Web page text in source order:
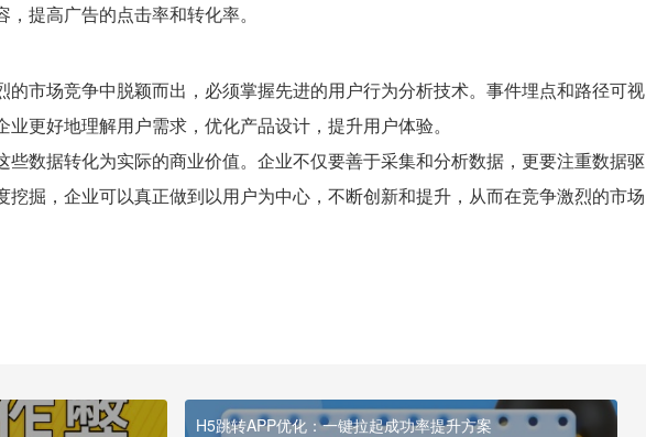
提高广告的点击率和转化率。
的市场竞争中脱颖而出，必须掌握先进的用户行为分析技术。事件埋点和路径可视
更好地理解用户需求，优化产品设计，提升用户体验。
数据转化为实际的商业价值。企业不仅要善于采集和分析数据，更要注重数据驱
掘，企业可以真正做到以用户为中心，不断创新和提升，从而在竞争激烈的市场
H5跳转APP优化：一键拉起成功率提升方案